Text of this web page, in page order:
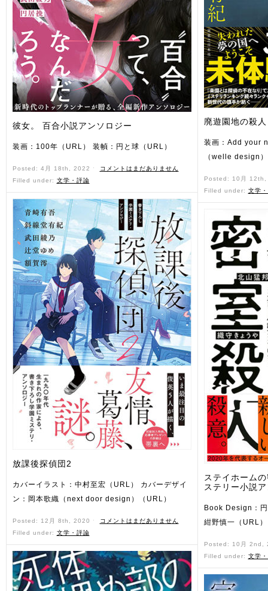
彼女。 百合小説アンソロジー
装画：100年（URL） 装幀：円と球（URL）
Posted: 4月 18th, 2022 ˑ
コメントはまだありません
Filled under: 文学・評論
放課後探偵団2
カバーイラスト：中村至宏（URL） カバーデザイ
ン：岡本歌織（next door design）（URL）
Posted: 12月 8th, 2020 ˑ
コメントはまだありません
Filled under: 文学・評論
廃遊園地の殺人
装画：Add your
（welle design
Posted: 10月
Filled under: 文学
ステイホーム
ステリー小説
Book Design：
紺野慎一（URL）
Posted: 10月
Filled under: 文学